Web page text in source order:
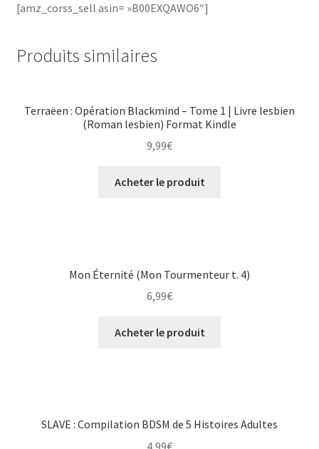
[amz_corss_sell asin= »B00EXQAWO6″]
Produits similaires
Terraëen : Opération Blackmind – Tome 1 | Livre lesbien
(Roman lesbien) Format Kindle
9,99€
Acheter le produit
Mon Éternité (Mon Tourmenteur t. 4)
6,99€
Acheter le produit
SLAVE : Compilation BDSM de 5 Histoires Adultes
4,99€